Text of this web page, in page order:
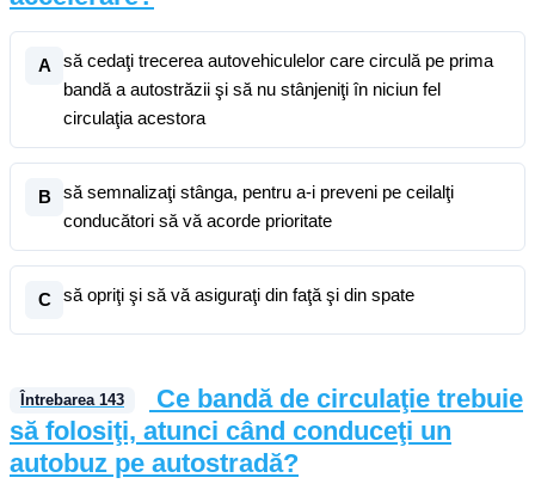
A
să cedaţi trecerea autovehiculelor care circulă pe prima
bandă a autostrăzii şi să nu stânjeniţi în niciun fel
circulaţia acestora
B
să semnalizaţi stânga, pentru a-i preveni pe ceilalţi
conducători să vă acorde prioritate
C să opriţi şi să vă asiguraţi din faţă şi din spate
Întrebarea 143
Ce bandă de circulaţie trebuie
să folosiţi, atunci când conduceţi un
autobuz pe autostradă?